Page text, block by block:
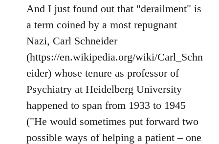
to
Welcome
libcom.org
And I just found out that "derailment" is
a term coined by a most repugnant
Nazi, Carl Schneider
(https://en.wikipedia.org/wiki/Carl_Schn
eider) whose tenure as professor of
Psychiatry at Heidelberg University
happened to span from 1933 to 1945
("He would sometimes put forward two
possible ways of helping a patient – one